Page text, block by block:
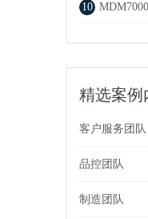
10 MDM7000-
精选案例
客户服务团队
品控团队
制造团队